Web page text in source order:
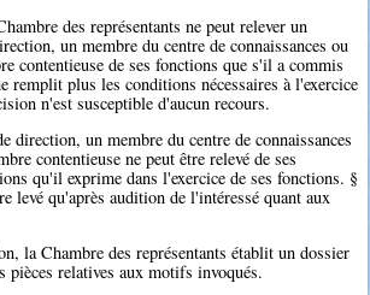
des représentants ne peut relever un
un membre du centre de connaissances ou
contentieuse de ses fonctions que s'il a commis
remplit plus les conditions nécessaires à l'exercice
n'est susceptible d'aucun recours.
direction, un membre du centre de connaissances
contentieuse ne peut être relevé de ses
qu'il exprime dans l'exercice de ses fonctions. §
levé qu'après audition de l'intéressé quant aux
la Chambre des représentants établit un dossier
pièces relatives aux motifs invoqués.